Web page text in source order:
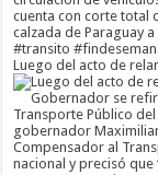
Luego del acto de